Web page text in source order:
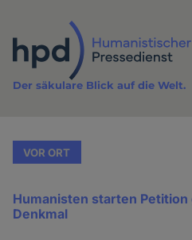
Inhalt
Der säkulare Blick auf die Welt.
VOR ORT
Humanisten starten
Denkmal